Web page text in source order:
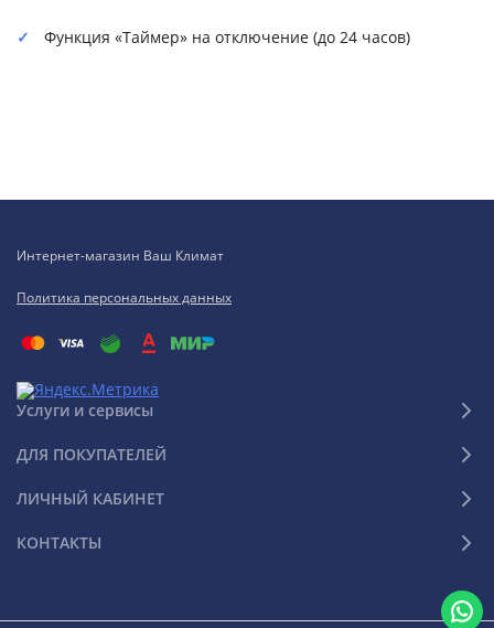
Функция «Таймер» на отключение (до 24 часов)
Интернет-магазин Ваш Климат
Политика персональных данных
Услуги и сервисы
ДЛЯ ПОКУПАТЕЛЕЙ
ЛИЧНЫЙ КАБИНЕТ
КОНТАКТЫ